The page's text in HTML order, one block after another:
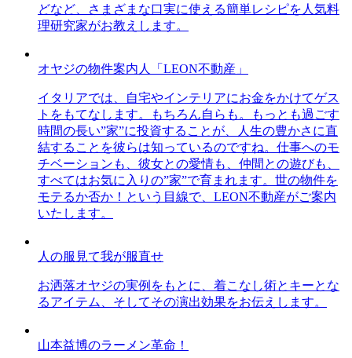
どなど、さまざまな口実に使える簡単レシピを人気料
理研究家がお教えします。
オヤジの物件案内人「LEON不動産」
イタリアでは、自宅やインテリアにお金をかけてゲス
トをもてなします。もちろん自らも。もっとも過ごす
時間の長い”家”に投資することが、人生の豊かさに直
結することを彼らは知っているのですね。仕事へのモ
チベーションも、彼女との愛情も、仲間との遊びも、
すべてはお気に入りの”家”で育まれます。世の物件を
モテるか否か！という目線で、LEON不動産がご案内
いたします。
人の服見て我が服直せ
お洒落オヤジの実例をもとに、着こなし術とキーとな
るアイテム、そしてその演出効果をお伝えします。
山本益博のラーメン革命！